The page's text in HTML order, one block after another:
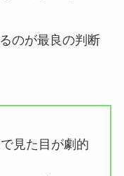
のが最良の判断
見た目が劇的